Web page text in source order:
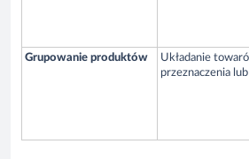
Grupowanie produktów
Układanie
przeznaczenia